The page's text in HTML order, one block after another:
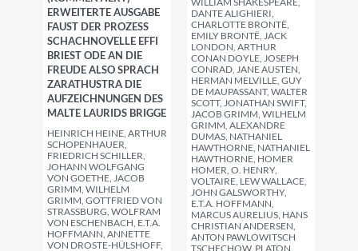
DANTE ALIGHIERI,
CHARLOTTE BRONTË,
EMILY BRONTË, JACK
LONDON, ARTHUR
CONAN DOYLE, JOSEPH
CONRAD, JANE AUSTEN,
HERMAN MELVILLE, GUY
DE MAUPASSANT, WALTER
SCOTT, JONATHAN SWIFT,
JACOB GRIMM, WILHELM
GRIMM, ALEXANDRE
DUMAS, NATHANIEL
HAWTHORNE, NATHANIEL
HAWTHORNE, HOMER
HOMER, O. HENRY,
VOLTAIRE, LEW WALLACE,
JOHN GALSWORTHY,
E.T.A. HOFFMANN,
MARCUS AURELIUS, HANS
CHRISTIAN ANDERSEN,
ANTON PAWLOWITSCH
TSCHECHOW, PLATON,
RWEITERTE AUSGABE F
AUST DER PROZESS S
CHACHNOVELLE EFFI B
RIEST ODE AN DIE F
REUDE ALSO SPRACH Z
ARATHUSTRA DIE A
UFZEICHNUNGEN DES M
ALTE LAURIDS BRIGGE
HEINRICH HEINE, ARTHUR
SCHOPENHAUER,
FRIEDRICH SCHILLER,
JOHANN WOLFGANG
VON GOETHE, JACOB
GRIMM, WILHELM
GRIMM, GOTTFRIED VON
STRASSBURG, WOLFRAM V
ON ESCHENBACH, E.T.A. H
OFFMANN, ANNETTE V
ON DROSTE-HÜLSHOFF, H